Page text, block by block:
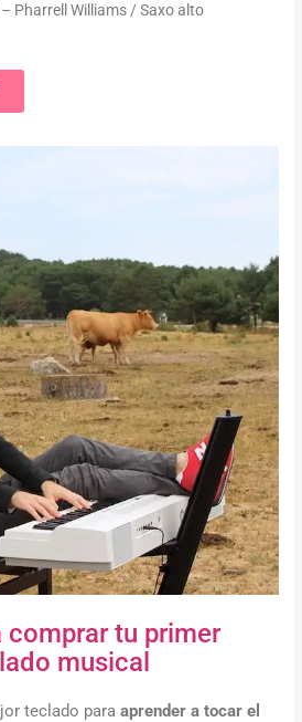
Pharrell Williams / Saxo alto
comprar tu primer
musical
teclado paraaprender a tocar el